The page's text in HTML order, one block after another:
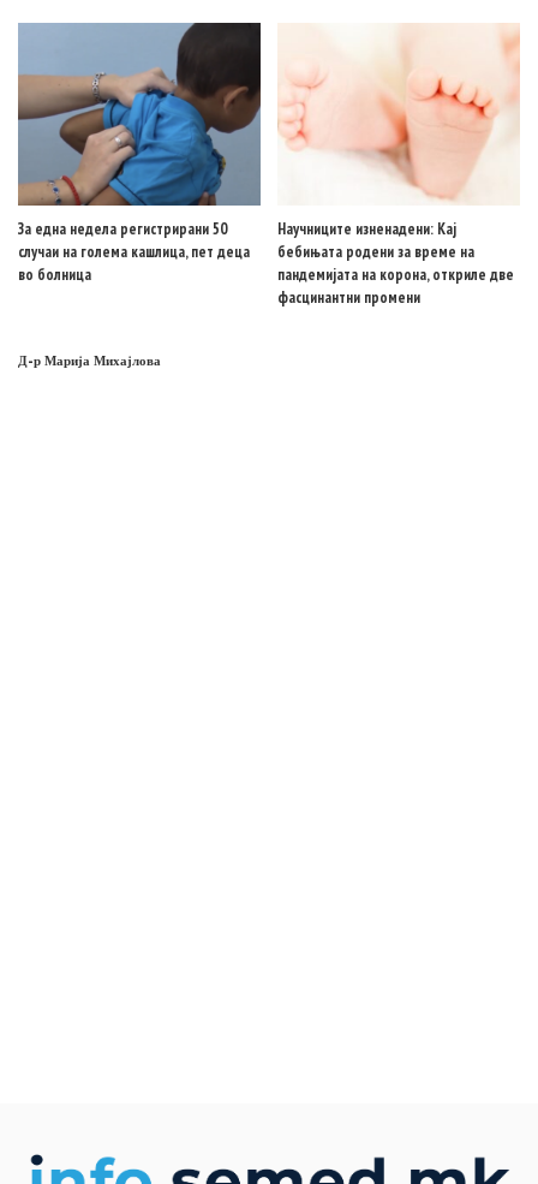
За една недела регистрирани 50
случаи на голема кашлица, пет деца
во болница
Научниците изненадени: Кај
бебињата родени за време на
пандемијата на корона, откриле две
фасцинантни промени
Д-р Марија Михајлова